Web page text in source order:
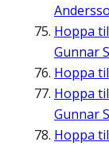
Hoppa
Gunnar
Hoppa
Hoppa
Gunnar
Hoppa